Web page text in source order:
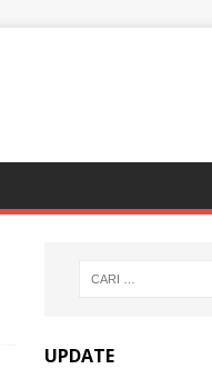
UPDATE